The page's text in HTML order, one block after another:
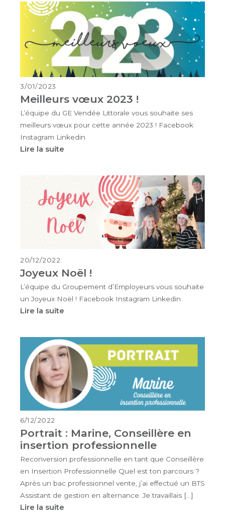
3/01/2023
Meilleurs vœux 2023 !
L’équipe du GE Vendée Littorale vous souhaite ses
meilleurs vœux pour cette année 2023 ! Facebook
Instagram Linkedin
Lire la suite
20/12/2022
Joyeux Noël !
L’équipe du Groupement d’Employeurs vous souhaite
un Joyeux Noël ! Facebook Instagram Linkedin
Lire la suite
6/12/2022
Portrait : Marine, Conseillère en
insertion professionnelle
Reconversion professionnelle en tant que Conseillère
en Insertion Professionnelle Quel est ton parcours ?
Après un bac professionnel vente, j’ai effectué un BTS
Assistant de gestion en alternance. Je travaillais […]
Lire la suite